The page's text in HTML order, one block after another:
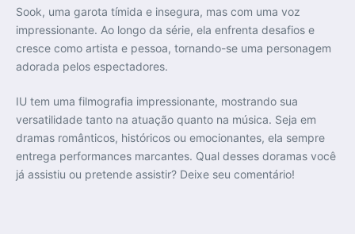
Sook, uma garota tímida e insegura, mas com uma voz
impressionante. Ao longo da série, ela enfrenta desafios e
cresce como artista e pessoa, tornando-se uma personagem
adorada pelos espectadores.
IU tem uma filmografia impressionante, mostrando sua
versatilidade tanto na atuação quanto na música. Seja em
dramas românticos, históricos ou emocionantes, ela sempre
entrega performances marcantes. Qual desses doramas você
já assistiu ou pretende assistir? Deixe seu comentário!